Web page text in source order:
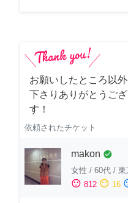
お願いしたところ以
下さりありがとうご
す！
依頼されたチケット
makon check_circle
女性 / 60代 / 東
sentiment_satisfied 812 sentiment_neutral 16